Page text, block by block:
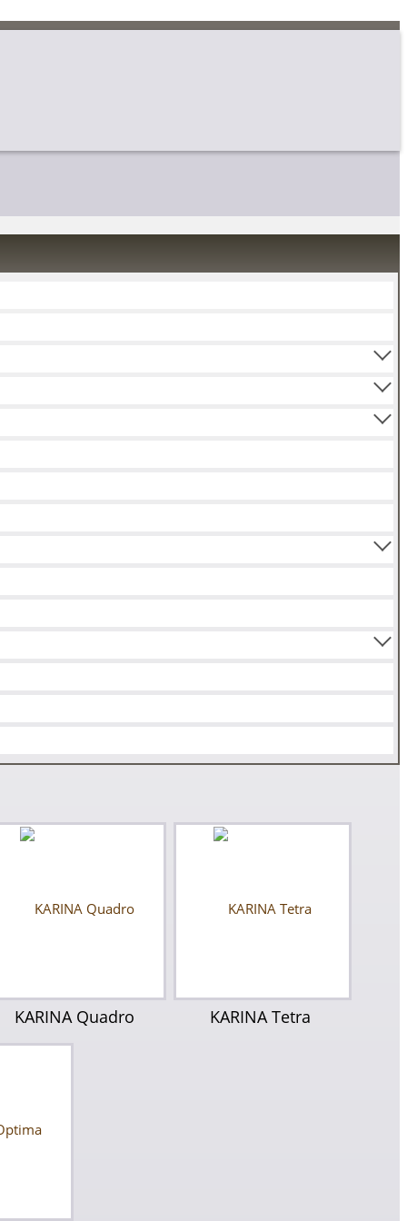
KARINA Quadro KARINA Tetra